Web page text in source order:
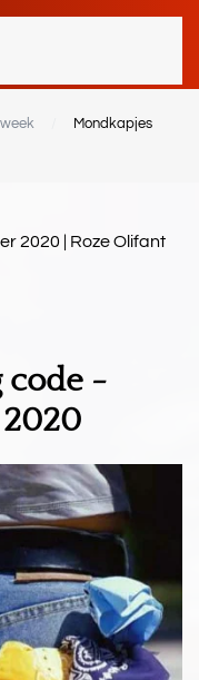
Mondkapjes
2020 | Roze Olifant
code -